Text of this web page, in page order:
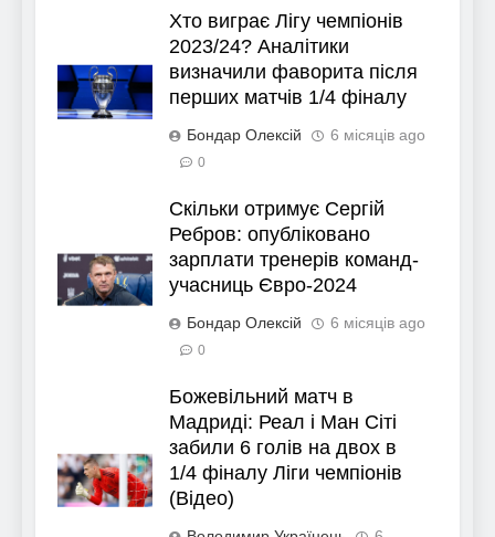
Хто виграє Лігу чемпіонів
2023/24? Аналітики
визначили фаворита після
перших матчів 1/4 фіналу
Бондар Олексій 6 місяців ago
0
Скільки отримує Сергій
Ребров: опубліковано
зарплати тренерів команд-
учасниць Євро-2024
Бондар Олексій 6 місяців ago
0
Божевільний матч в
Мадриді: Реал і Ман Сіті
забили 6 голів на двох в
1/4 фіналу Ліги чемпіонів
(Відео)